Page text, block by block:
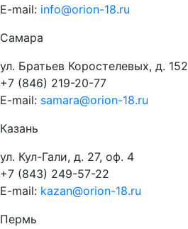
E-mail: info@orion-18.ru
Самара
ул. Братьев Коростелевых, д. 152
+7 (846) 219-20-77
E-mail: samara@orion-18.ru
Казань
ул. Кул-Гали, д. 27, оф. 4
+7 (843) 249-57-22
E-mail: kazan@orion-18.ru
Пермь